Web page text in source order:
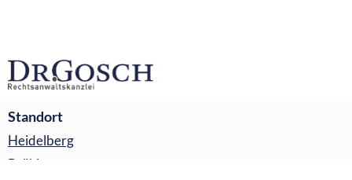
Standort
Heidelberg
Brühl